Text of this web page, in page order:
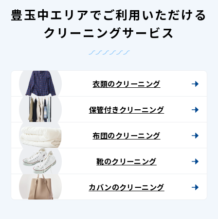
豊玉中エリアでご利用いただける
クリーニングサービス
衣類のクリーニング
保管付きクリーニング
布団のクリーニング
靴のクリーニング
カバンのクリーニング